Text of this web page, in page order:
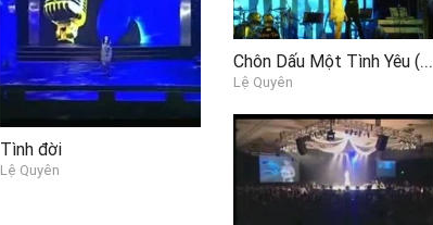
Tình đời
Lệ Quyên
Chôn Dấu Một Tình Yêu (Phòng Trà Không Tên)
Lệ Quyên